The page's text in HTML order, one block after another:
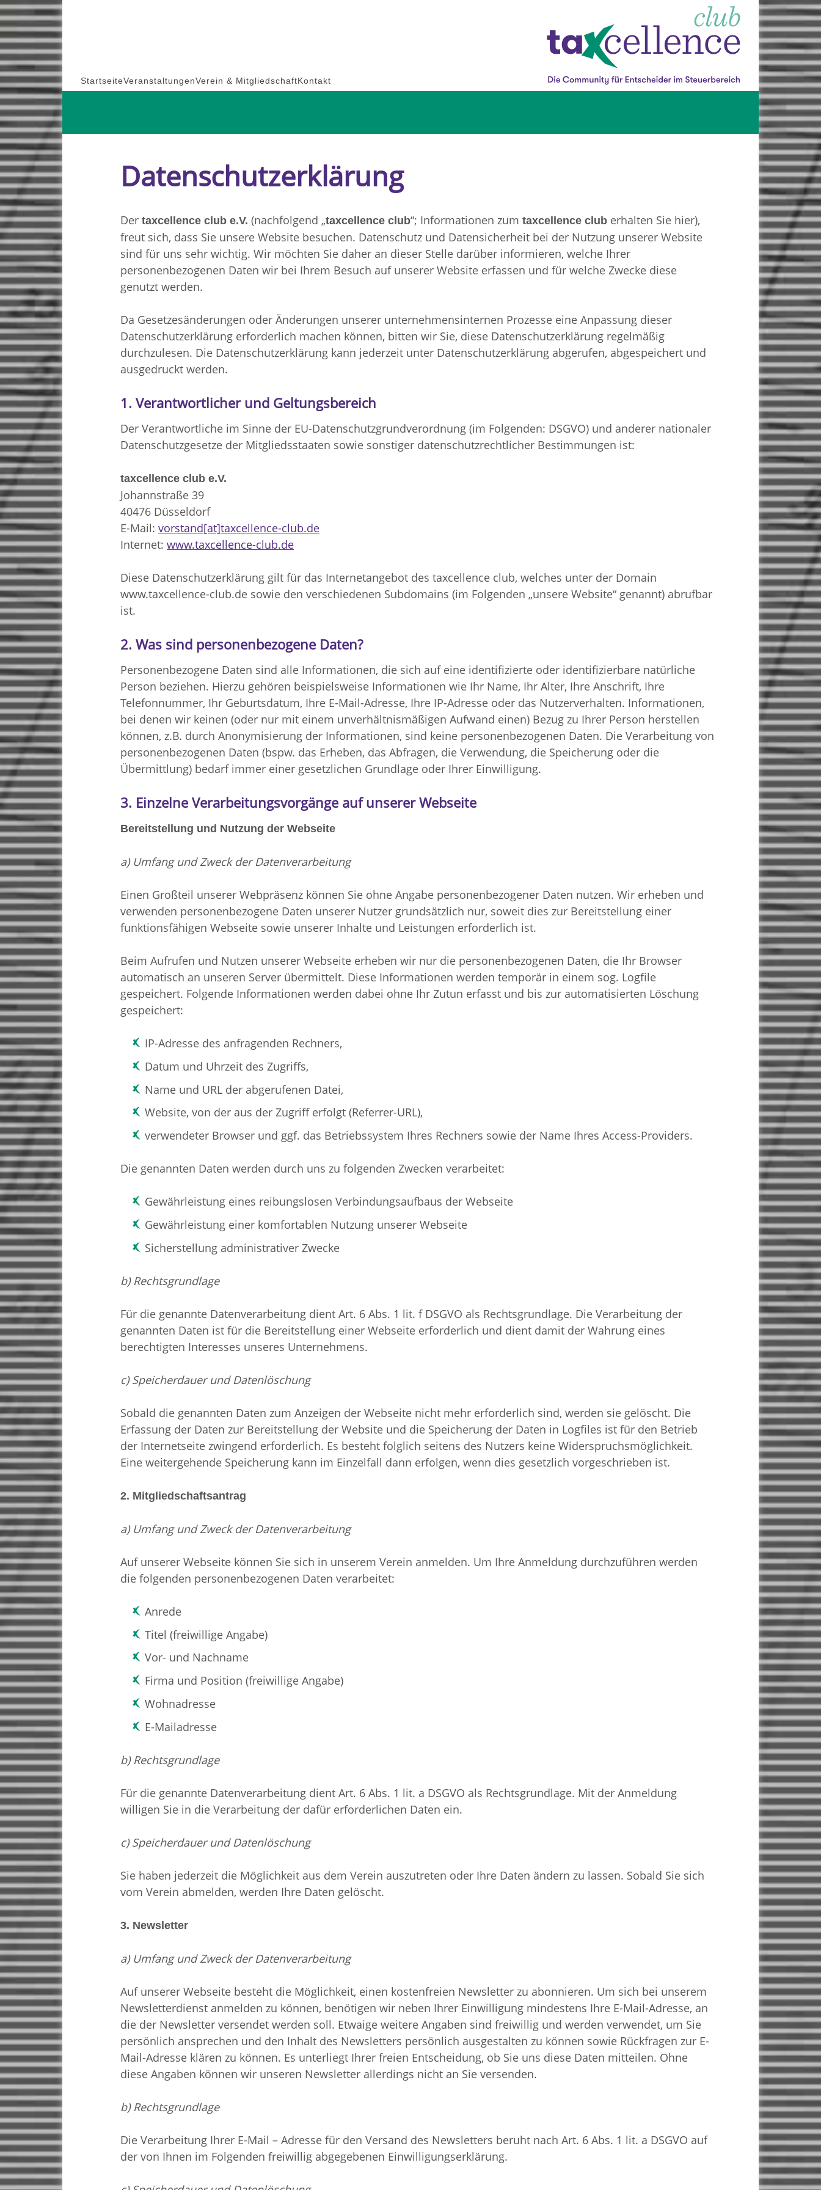
Skip
to
content
StartseiteVeranstaltungenVerein & MitgliedschaftKontakt
Datenschutzerklärung
Der taxcellence club e.V. (nachfolgend „taxcellence club“; Informationen zum taxcellence club erhalten Sie hier),
freut sich, dass Sie unsere Website besuchen. Datenschutz und Datensicherheit bei der Nutzung unserer Website
sind für uns sehr wichtig. Wir möchten Sie daher an dieser Stelle darüber informieren, welche Ihrer
personenbezogenen Daten wir bei Ihrem Besuch auf unserer Website erfassen und für welche Zwecke diese
genutzt werden.
Da Gesetzesänderungen oder Änderungen unserer unternehmensinternen Prozesse eine Anpassung dieser
Datenschutzerklärung erforderlich machen können, bitten wir Sie, diese Datenschutzerklärung regelmäßig
durchzulesen. Die Datenschutzerklärung kann jederzeit unter Datenschutzerklärung abgerufen, abgespeichert und
ausgedruckt werden.
1. Verantwortlicher und Geltungsbereich
Der Verantwortliche im Sinne der EU-Datenschutzgrundverordnung (im Folgenden: DSGVO) und anderer nationaler
Datenschutzgesetze der Mitgliedsstaaten sowie sonstiger datenschutzrechtlicher Bestimmungen ist:
taxcellence club e.V.
Johannstraße 39
40476 Düsseldorf
E-Mail: vorstand[at]taxcellence-club.de
Internet: www.taxcellence-club.de
Diese Datenschutzerklärung gilt für das Internetangebot des taxcellence club, welches unter der Domain
www.taxcellence-club.de sowie den verschiedenen Subdomains (im Folgenden „unsere Website“ genannt) abrufbar
ist.
2. Was sind personenbezogene Daten?
Personenbezogene Daten sind alle Informationen, die sich auf eine identifizierte oder identifizierbare natürliche
Person beziehen. Hierzu gehören beispielsweise Informationen wie Ihr Name, Ihr Alter, Ihre Anschrift, Ihre
Telefonnummer, Ihr Geburtsdatum, Ihre E-Mail-Adresse, Ihre IP-Adresse oder das Nutzerverhalten. Informationen,
bei denen wir keinen (oder nur mit einem unverhältnismäßigen Aufwand einen) Bezug zu Ihrer Person herstellen
können, z.B. durch Anonymisierung der Informationen, sind keine personenbezogenen Daten. Die Verarbeitung von
personenbezogenen Daten (bspw. das Erheben, das Abfragen, die Verwendung, die Speicherung oder die
Übermittlung) bedarf immer einer gesetzlichen Grundlage oder Ihrer Einwilligung.
3. Einzelne Verarbeitungsvorgänge auf unserer Webseite
Bereitstellung und Nutzung der Webseite
a) Umfang und Zweck der Datenverarbeitung
Einen Großteil unserer Webpräsenz können Sie ohne Angabe personenbezogener Daten nutzen. Wir erheben und
verwenden personenbezogene Daten unserer Nutzer grundsätzlich nur, soweit dies zur Bereitstellung einer
funktionsfähigen Webseite sowie unserer Inhalte und Leistungen erforderlich ist.
Beim Aufrufen und Nutzen unserer Webseite erheben wir nur die personenbezogenen Daten, die Ihr Browser
automatisch an unseren Server übermittelt. Diese Informationen werden temporär in einem sog. Logfile
gespeichert. Folgende Informationen werden dabei ohne Ihr Zutun erfasst und bis zur automatisierten Löschung
gespeichert:
IP-Adresse des anfragenden Rechners,
Datum und Uhrzeit des Zugriffs,
Name und URL der abgerufenen Datei,
Website, von der aus der Zugriff erfolgt (Referrer-URL),
verwendeter Browser und ggf. das Betriebssystem Ihres Rechners sowie der Name Ihres Access-Providers.
Die genannten Daten werden durch uns zu folgenden Zwecken verarbeitet:
Gewährleistung eines reibungslosen Verbindungsaufbaus der Webseite
Gewährleistung einer komfortablen Nutzung unserer Webseite
Sicherstellung administrativer Zwecke
b) Rechtsgrundlage
Für die genannte Datenverarbeitung dient Art. 6 Abs. 1 lit. f DSGVO als Rechtsgrundlage. Die Verarbeitung der
genannten Daten ist für die Bereitstellung einer Webseite erforderlich und dient damit der Wahrung eines
berechtigten Interesses unseres Unternehmens.
c) Speicherdauer und Datenlöschung
Sobald die genannten Daten zum Anzeigen der Webseite nicht mehr erforderlich sind, werden sie gelöscht. Die
Erfassung der Daten zur Bereitstellung der Website und die Speicherung der Daten in Logfiles ist für den Betrieb
der Internetseite zwingend erforderlich. Es besteht folglich seitens des Nutzers keine Widerspruchsmöglichkeit.
Eine weitergehende Speicherung kann im Einzelfall dann erfolgen, wenn dies gesetzlich vorgeschrieben ist.
2. Mitgliedschaftsantrag
a) Umfang und Zweck der Datenverarbeitung
Auf unserer Webseite können Sie sich in unserem Verein anmelden. Um Ihre Anmeldung durchzuführen werden
die folgenden personenbezogenen Daten verarbeitet:
Anrede
Titel (freiwillige Angabe)
Vor- und Nachname
Firma und Position (freiwillige Angabe)
Wohnadresse
E-Mailadresse
b) Rechtsgrundlage
Für die genannte Datenverarbeitung dient Art. 6 Abs. 1 lit. a DSGVO als Rechtsgrundlage. Mit der Anmeldung
willigen Sie in die Verarbeitung der dafür erforderlichen Daten ein.
c) Speicherdauer und Datenlöschung
Sie haben jederzeit die Möglichkeit aus dem Verein auszutreten oder Ihre Daten ändern zu lassen. Sobald Sie sich
vom Verein abmelden, werden Ihre Daten gelöscht.
3. Newsletter
a) Umfang und Zweck der Datenverarbeitung
Auf unserer Webseite besteht die Möglichkeit, einen kostenfreien Newsletter zu abonnieren. Um sich bei unserem
Newsletterdienst anmelden zu können, benötigen wir neben Ihrer Einwilligung mindestens Ihre E-Mail-Adresse, an
die der Newsletter versendet werden soll. Etwaige weitere Angaben sind freiwillig und werden verwendet, um Sie
persönlich ansprechen und den Inhalt des Newsletters persönlich ausgestalten zu können sowie Rückfragen zur E-
Mail-Adresse klären zu können. Es unterliegt Ihrer freien Entscheidung, ob Sie uns diese Daten mitteilen. Ohne
diese Angaben können wir unseren Newsletter allerdings nicht an Sie versenden.
b) Rechtsgrundlage
Die Verarbeitung Ihrer E-Mail – Adresse für den Versand des Newsletters beruht nach Art. 6 Abs. 1 lit. a DSGVO auf
der von Ihnen im Folgenden freiwillig abgegebenen Einwilligungserklärung.